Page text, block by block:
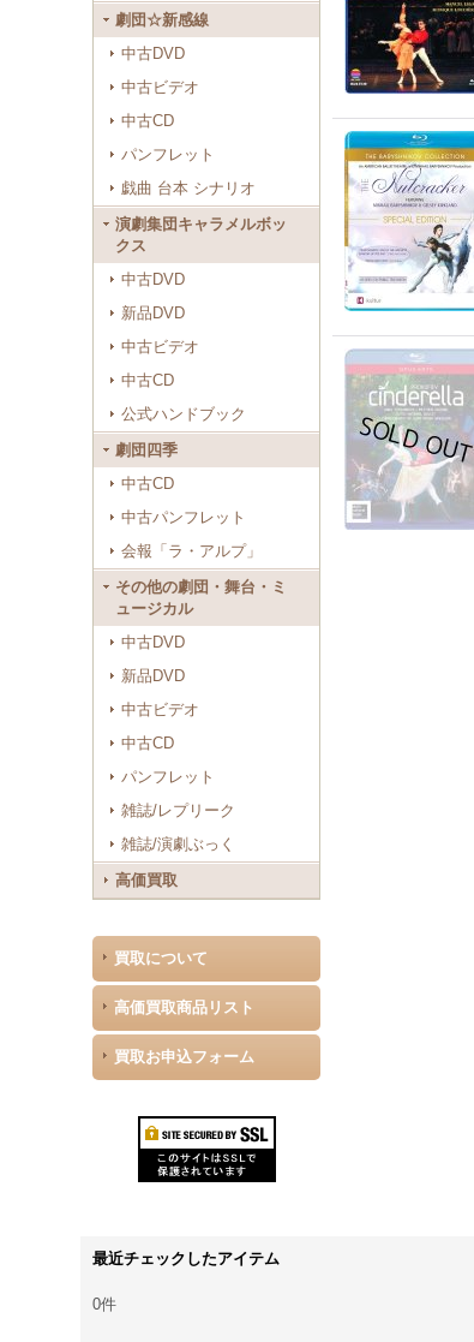
劇団☆新感線
中古DVD
中古ビデオ
中古CD
パンフレット
戯曲 台本 シナリオ
演劇集団キャラメルボッ
クス
中古DVD
新品DVD
中古ビデオ
中古CD
公式ハンドブック
劇団四季
中古CD
中古パンフレット
会報「ラ・アルプ」
その他の劇団・舞台・ミ
ュージカル
中古DVD
新品DVD
中古ビデオ
中古CD
パンフレット
雑誌/レプリーク
雑誌/演劇ぶっく
高価買取
買取について
高価買取商品リスト
買取お申込フォーム
最近チェックしたアイテム
0件